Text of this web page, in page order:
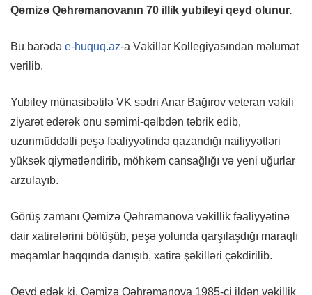
Qəmizə Qəhrəmanovanın 70 illik yubileyi qeyd olunur.
Bu barədə e-huquq.az-a Vəkillər Kollegiyasından məlumat
verilib.
Yubiley münasibətilə VK sədri Anar Bağırov veteran vəkili
ziyarət edərək onu səmimi-qəlbdən təbrik edib,
uzunmüddətli peşə fəaliyyətində qazandığı nailiyyətləri
yüksək qiymətləndirib, möhkəm cansağlığı və yeni uğurlar
arzulayıb.
Görüş zamanı Qəmizə Qəhrəmanova vəkillik fəaliyyətinə
dair xatirələrini bölüşüb, peşə yolunda qarşılaşdığı maraqlı
məqamlar haqqında danışıb, xatirə şəkilləri çəkdirilib.
Qeyd edək ki, Qəmizə Qəhrəmanova 1985-ci ildən vəkillik